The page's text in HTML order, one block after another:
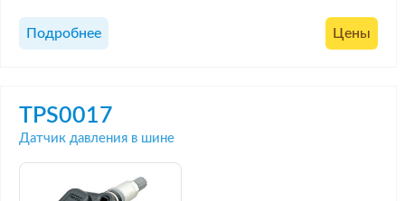
Подробнее Цены
TPS0017
Датчик давления в шине